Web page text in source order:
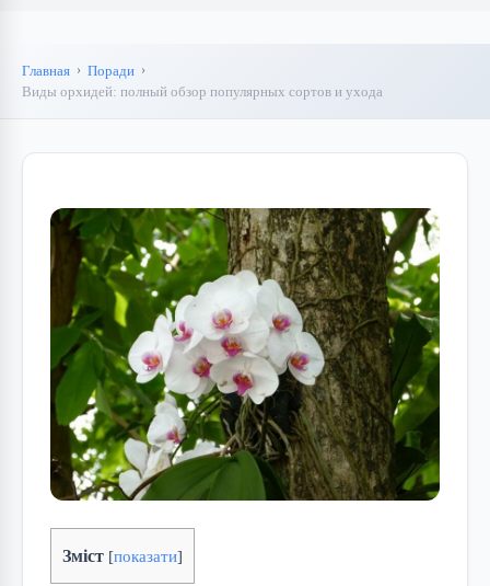
Главная
Поради
Виды орхидей: полный обзор популярных сортов и ухода
Зміст [показати]